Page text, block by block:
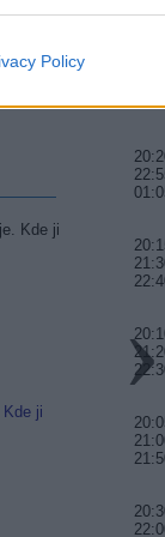
Policy
ji